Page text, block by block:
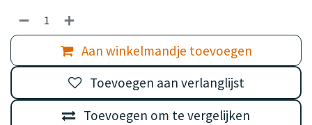
Aan winkelmandje toevoegen
Toevoegen om te vergelijken
Toevoegen aan verlanglijst